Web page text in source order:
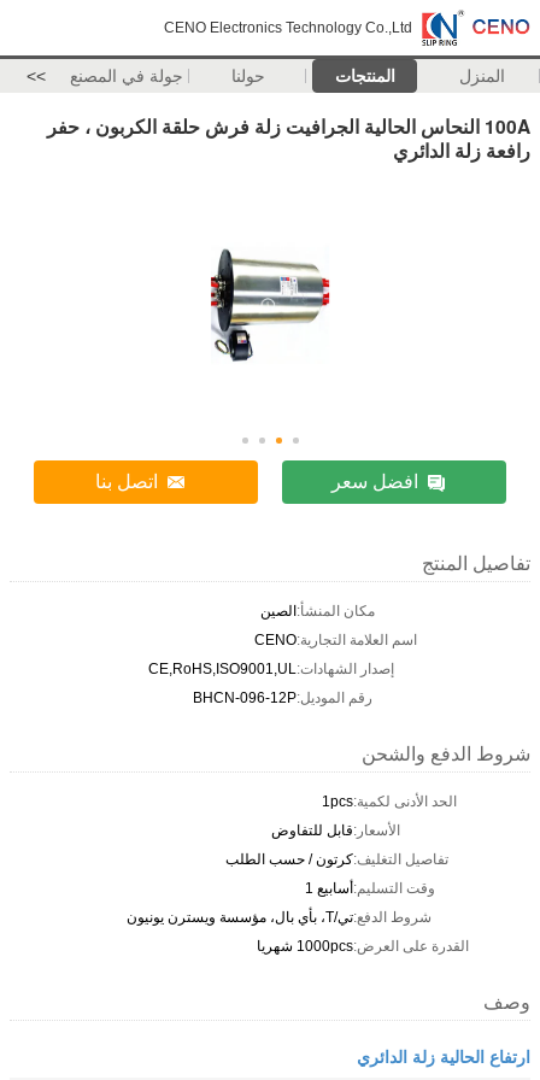
CENO Electronics Technology Co.,Ltd
المنزل المنتجات حولنا جولة في المصنع >>
100A النحاس الحالية الجرافيت زلة فرش حلقة الكربون ، حفر
رافعة زلة الدائري
افضل سعر اتصل بنا
تفاصيل المنتج
مكان المنشأ:الصين
اسم العلامة التجارية:CENO
إصدار الشهادات:CE,RoHS,ISO9001,UL
رقم الموديل:BHCN-096-12P
شروط الدفع والشحن
الحد الأدنى لكمية:1pcs
الأسعار:قابل للتفاوض
تفاصيل التغليف:كرتون / حسب الطلب
وقت التسليم:أسابيع 1
شروط الدفع:تي/T، بأي بال، مؤسسة ويسترن يونيون
القدرة على العرض:1000pcs شهريا
وصف
ارتفاع الحالية زلة الدائري